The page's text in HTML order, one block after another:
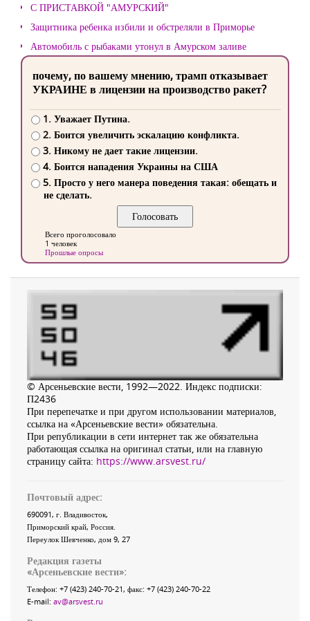
С ПРИСТАВКОЙ "АМУРСКИЙ"
Защитника ребенка избили и обстреляли в Приморье
Автомобиль с рыбаками утонул в Амурском заливе
почему, по вашему мнению, трамп отказывает
УКРАИНЕ в лицензии на производство ракет?
1. Уважает Путина.
2. Боится увеличить эскалацию конфликта.
3. Никому не дает такие лицензии.
4. Боится нападения Украины на США
5. Просто у него манера поведения такая: обещать и
не сделать.
Всего проголосовало
1 человек
Прошлые опросы
© Арсеньевские вести, 1992—2022. Индекс подписки:
П2436
При перепечатке и при другом использовании материалов,
ссылка на «Арсеньевские вести» обязательна.
При републикации в сети интернет так же обязательна
работающая ссылка на оригинал статьи, или на главную
страницу сайта: https://www.arsvest.ru/
Почтовый адрес:
690091, г. Владивосток,
Приморский край, Россия
Переулок Шевченко, дом 9, 27
Редакция газеты
«Арсеньевские вести»:
Телефон: +7 (423) 240-70-21, факс: +7 (423) 240-70-22
E-mail: av@arsvest.ru